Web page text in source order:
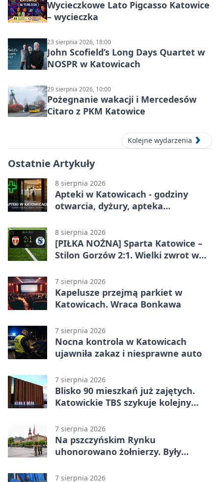
Wycieczkowe Lato Pigcasso Katowice
– wycieczka
23 sierpnia 2026, 18:00
John Scofield’s Long Days Quartet w
NOSPR w Katowicach
29 sierpnia 2026, 10:00
Pożegnanie wakacji i Mercedesów
Citaro z PKM Katowice
Kolejne wydarzenia
Ostatnie Artykuły
8 sierpnia 2026
Apteki w Katowicach - godziny
otwarcia, dyżury, apteka
8 sierpnia 2026
[PIŁKA NOŻNA] Sparta Katowice –
Stilon Gorzów 2:1. Wielki zwrot w
7 sierpnia 2026
Kapelusze przejmą parkiet w
Katowicach. Wraca Bonkawa
7 sierpnia 2026
Nocna kontrola w Katowicach
ujawniła zakaz i niesprawne auto
7 sierpnia 2026
Blisko 90 mieszkań już zajętych.
Katowickie TBS szykuje kolejny
7 sierpnia 2026
Na pszczyńskim Rynku
uhonorowano żołnierzy. Były
7 sierpnia 2026